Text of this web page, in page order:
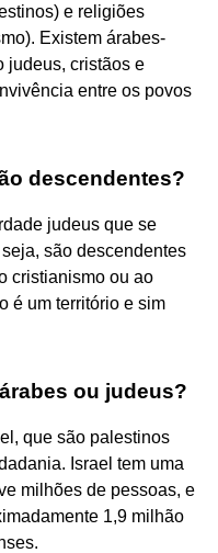
e religiões
Existem árabes-
judeus, cristãos e
entre os povos
descendentes?
judeus que se
são descendentes
cristianismo ou ao
é um território e sim
ou judeus?
que são palestinos
Israel tem uma
milhões de pessoas, e
1,9 milhão